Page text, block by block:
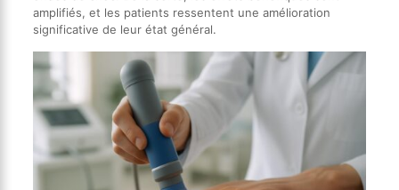
amplifiés, et les patients ressentent une amélioration
significative de leur état général.